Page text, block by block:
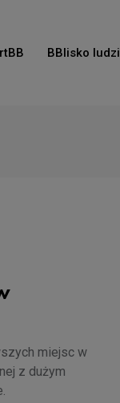
BBlisko ludzi
miejsc w
z dużym